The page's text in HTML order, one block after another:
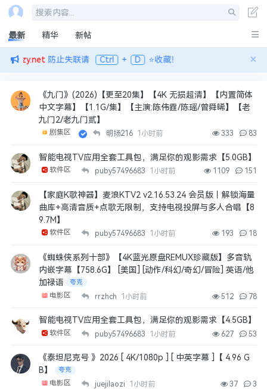
搜索内容...
最新 精华 新帖
防止失联请 Ctrl + D ⭐收藏！ ×
《九门》(2026)【更至20集】【4K 无损超清】【内置简体
中文字幕】【1.1G/集】【主演:陈伟霆/陈瑶/曾舜晞】【老
九门2/老九门贰】
剧集区 明扬216 1小时前 333 83
智能电视TV应用全套工具包，满足你的观影需求【5.0GB】
软件区 puby57496683 1小时前 1109 151
【家庭K歌神器】麦浪KTV2 v2.16.53.24 会员版丨解锁海量
曲库+高清音质+点歌无限制，支持电视投屏与多人合唱【8
9.7M】
软件区 puby57496683 1小时前 193 18
《蜘蛛侠系列十部》【4K蓝光原盘REMUX珍藏版】多音轨
内嵌字幕【758.6G】 [美国] [动作/科幻/奇幻/冒险] 英语/他
加禄语
夸克
电影区 rrzhch 1小时前 512 78
智能电视TV应用全套工具包，满足你的观影需求【4.5GB】
软件区 puby57496683 1小时前 627 53
《泰坦尼克号 》2026 [ 4K/1080p ] [ 中英字幕 ]【 4.96 G
B】
夸克
电影区 juejilaozi 1小时前 37 3